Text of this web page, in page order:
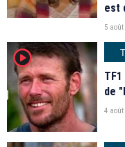
est
5 août
player2
de
4 août